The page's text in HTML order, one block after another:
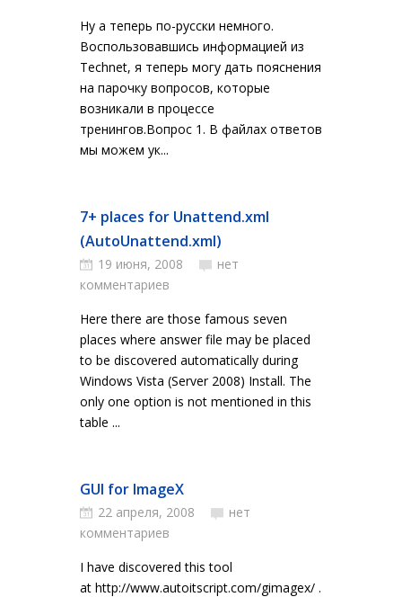
Ну а теперь по-русски немного.
Воспользовавшись информацией из
Technet, я теперь могу дать пояснения
на парочку вопросов, которые
возникали в процессе
тренингов.Вопрос 1. В файлах ответов
мы можем ук...
7+ places for Unattend.xml
(AutoUnattend.xml)
19 июня, 2008
нет
комментариев
Here there are those famous seven
places where answer file may be placed
to be discovered automatically during
Windows Vista (Server 2008) Install. The
only one option is not mentioned in this
table ...
GUI for ImageX
22 апреля, 2008
нет
комментариев
I have discovered this tool
at http://www.autoitscript.com/gimagex/ .